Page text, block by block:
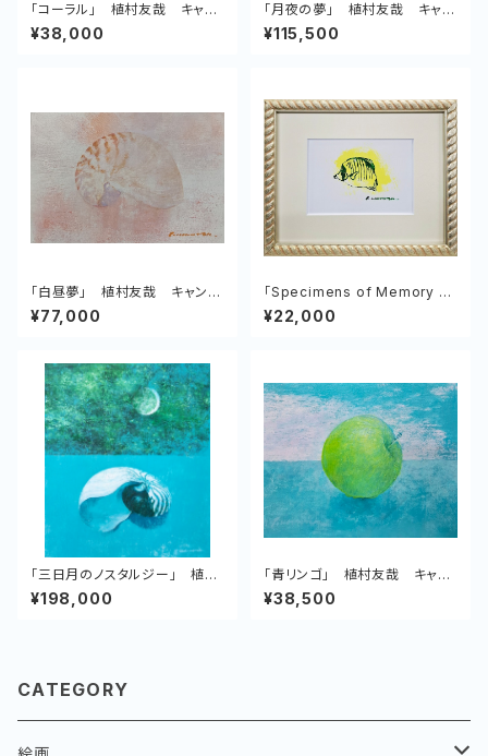
「コーラル」 植村友哉 キャン
バス、油彩
¥38,000
「月夜の夢」 植村友哉 キャン
バス、アクリル
¥115,500
「白昼夢」 植村友哉 キャンバ
ス、アクリル
¥77,000
「Specimens of Memory N
o.3 Oriental butterflyfish」
植村友哉 紙、アクリル
¥22,000
「三日月のノスタルジー」 植村
友哉 キャンバス、アクリル
¥198,000
「青リンゴ」 植村友哉 キャン
バス、アクリル
¥38,500
CATEGORY